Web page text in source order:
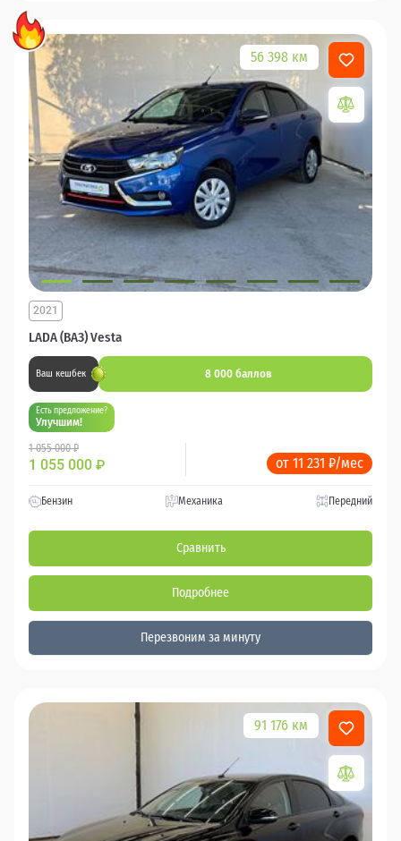
56 398 км
LADA (ВАЗ) Vesta
2021
Ваш кешбек 8 000 баллов
Есть предложение?
Улучшим!
1 055 000 ₽
1 055 000 ₽ от 11 231 ₽/мес
Бензин Механика Передний
Сравнить
Подробнее
Перезвоним за минуту
91 176 км